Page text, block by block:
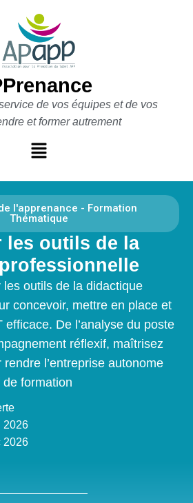
de vos équipes et de vos
et former autrement
l'apprenance - Formation
Thématique
les outils de la
outils de la didactique
concevoir, mettre en place et
efficace. De l’analyse du poste
réflexif, maîtrisez
l’entreprise autonome
formation
2026
2026